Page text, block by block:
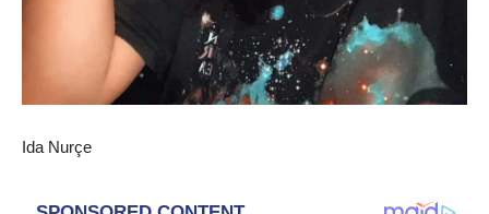
Ida Nurçe